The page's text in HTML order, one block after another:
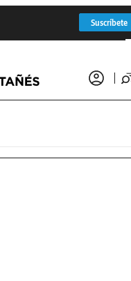
Suscríbete